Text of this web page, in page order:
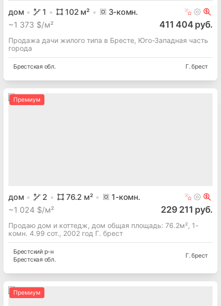
дом 1 102 м² 3-комн.
~1 373 $/м² 411 404 руб.
Продажа дачи жилого типа в Бресте, Юго-Западная часть
города
Брестская обл. Г. брест
Премиум
дом 2 76.2 м² 1-комн.
~1 024 $/м² 229 211 руб.
Продаю дом и коттедж, дом общая площадь: 76.2м², 1-
комн. 4.99 сот., 2002 год Г. брест
Брестский р-н
Брестская обл.
Г. брест
Премиум